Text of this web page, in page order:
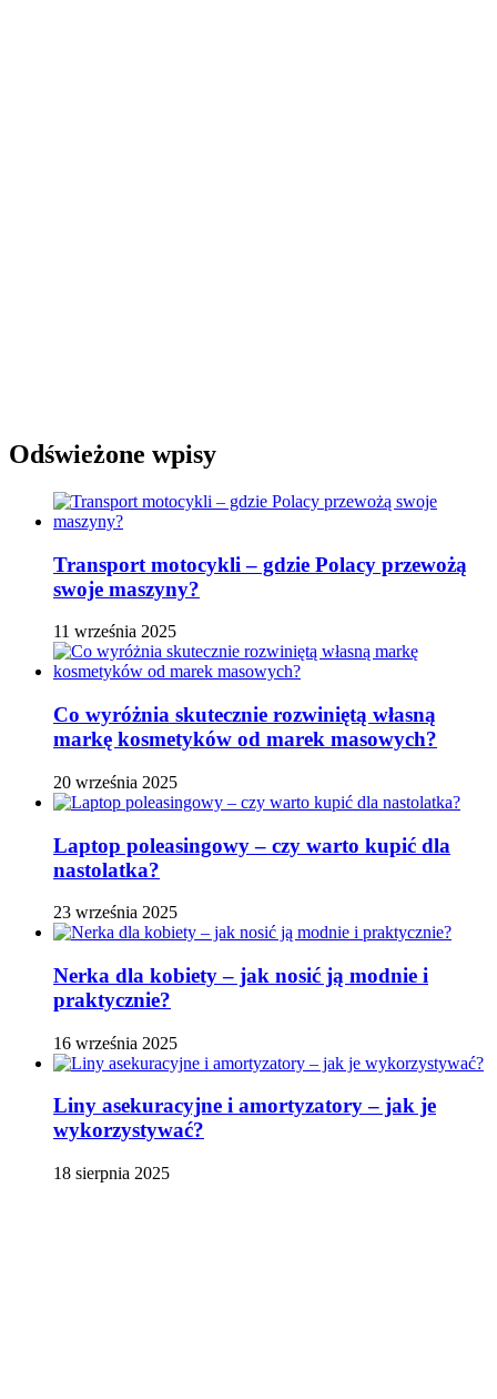
Odświeżone wpisy
Transport motocykli – gdzie Polacy przewożą
swoje maszyny?
11 września 2025
Co wyróżnia skutecznie rozwiniętą własną
markę kosmetyków od marek masowych?
20 września 2025
Laptop poleasingowy – czy warto kupić dla
nastolatka?
23 września 2025
Nerka dla kobiety – jak nosić ją modnie i
praktycznie?
16 września 2025
Liny asekuracyjne i amortyzatory – jak je
wykorzystywać?
18 sierpnia 2025